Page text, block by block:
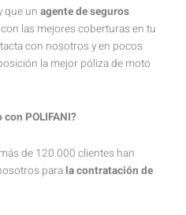
que un agente de seguros
las mejores coberturas en tu
con nosotros y en pocos
la mejor póliza de moto
POLIFANI?
de 120.000 clientes han
parala contratación de